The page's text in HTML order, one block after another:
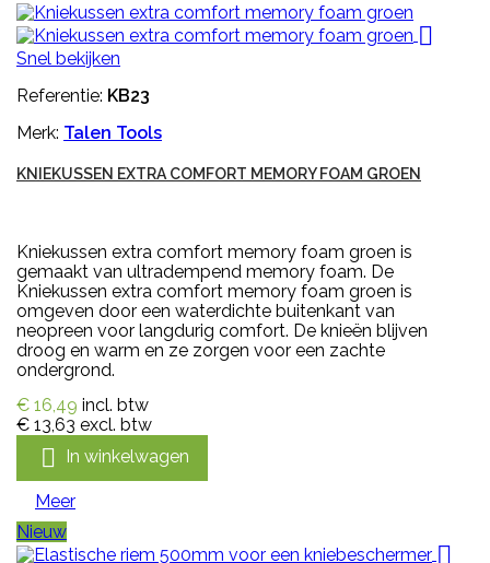

Snel bekijken
Referentie: KB23
Merk: Talen Tools
KNIEKUSSEN EXTRA COMFORT MEMORY FOAM GROEN
Kniekussen extra comfort memory foam groen is
gemaakt van ultradempend memory foam. De
Kniekussen extra comfort memory foam groen is
omgeven door een waterdichte buitenkant van
neopreen voor langdurig comfort. De knieën blijven
droog en warm en ze zorgen voor een zachte
ondergrond.
€ 16,49 incl. btw
€ 13,63 excl. btw
 In winkelwagen
Meer
Nieuw
